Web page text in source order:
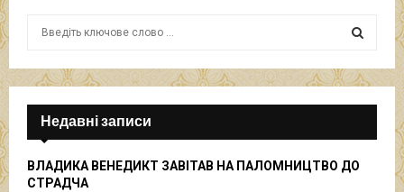
r
f
r
S
E
A
Недавні записи
ВЛАДИКА ВЕНЕДИКТ ЗАВІТАВ НА ПАЛОМНИЦТВО ДО
СТРАДЧА